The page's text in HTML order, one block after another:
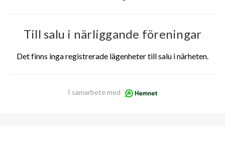
Till salu i närliggande föreningar
Det finns inga registrerade lägenheter till salu i närheten.
I samarbete med